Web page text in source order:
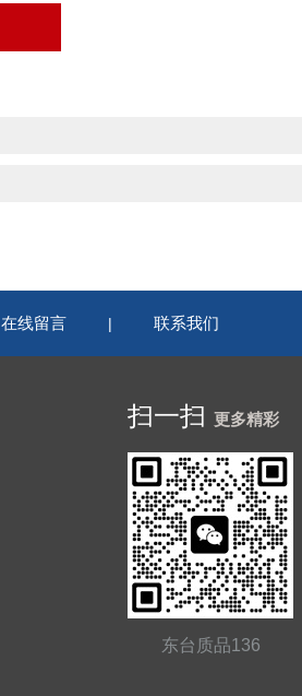
在线留言 | 联系我们
扫一扫 更多精彩
东台质品136